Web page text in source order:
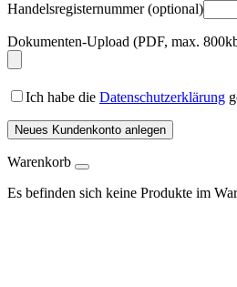
Handelsregisternummer(optional)
Dokumenten-Upload (PDF, max.
Ich habe die Datenschutzerklärung
Neues Kundenkonto anlegen
Warenkorb
Es befinden sich keine Produkte im